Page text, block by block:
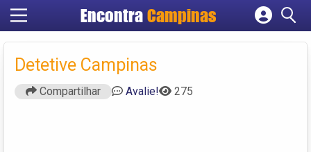
Encontra Campinas
Cadastrar empresa
Criar conta
Detetive Campinas
Compartilhar Avalie! 275